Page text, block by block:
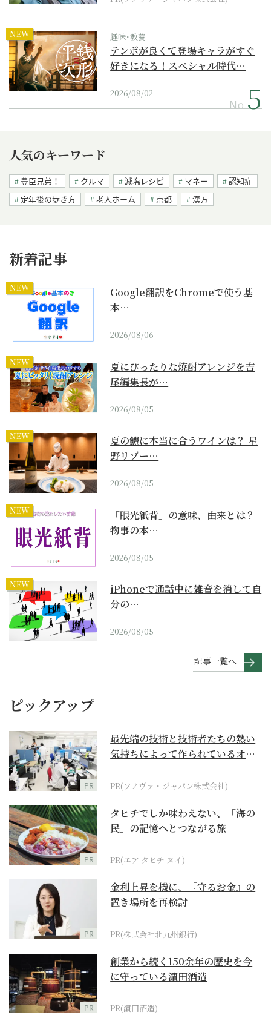
NEW 趣味･教養
テンポが良くて登場キャラがすぐ
好きになる！スペシャル時代…
2026/08/02
No.
人気のキーワード
豊臣兄弟！ クルマ 減塩レシピ マネー
認知症
定年後の歩き方
老人ホーム 京都 漢方
新着記事
NEW
Google翻訳をChromeで使う基
本…
2026/08/06
NEW
夏にぴったりな焼酎アレンジを吉
尾編集長が…
2026/08/05
NEW
夏の鱧に本当に合うワインは？ 星
野リゾー…
2026/08/05
NEW
「眼光紙背」の意味、由来とは？
物事の本…
2026/08/05
NEW
iPhoneで通話中に雑音を消して自
分の…
2026/08/05
記事一覧へ
ピックアップ
PR
最先端の技術と技術者たちの熱い
気持ちによって作られているオー
PR(ソノヴァ・ジャパン株式会社)
PR
タヒチでしか味わえない、「海の
民」の記憶へとつながる旅
PR(エア タヒチ ヌイ)
PR
金利上昇を機に、『守るお金』の
置き場所を再検討
PR(株式会社北九州銀行)
PR
創業から続く150余年の歴史を今
に守っている濵田酒造
PR(濵田酒造)